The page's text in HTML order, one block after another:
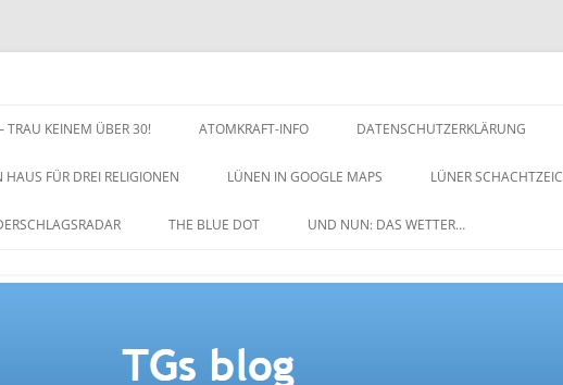
KEINEM ÜBER 30! ATOMKRAFT-INFO DATENSCHUTZERKLÄRUNG
FÜR DREI RELIGIONEN LÜNEN IN GOOGLE MAPS LÜNER
NACHTZEICHEN-
THE BLUE DOT UND NUN: DAS WETTER…